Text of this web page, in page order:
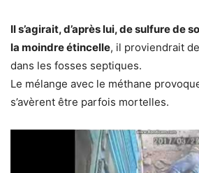
Il s’agirait, d’après lui, de sulfure de
la moindre étincelle, il proviendrait
dans les fosses septiques.
Le mélange avec le méthane
s’avèrent être parfois mortelles.